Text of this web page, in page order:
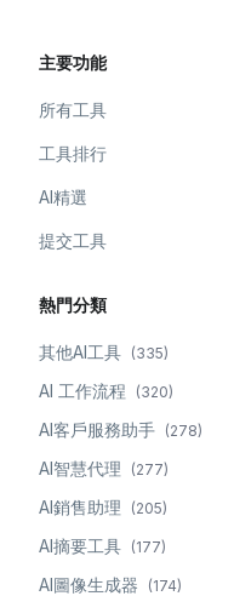
主要功能
所有工具
工具排行
AI精選
提交工具
熱門分類
其他AI工具 (335)
AI 工作流程 (320)
AI客戶服務助手 (278)
AI智慧代理 (277)
AI銷售助理 (205)
AI摘要工具 (177)
AI圖像生成器 (174)